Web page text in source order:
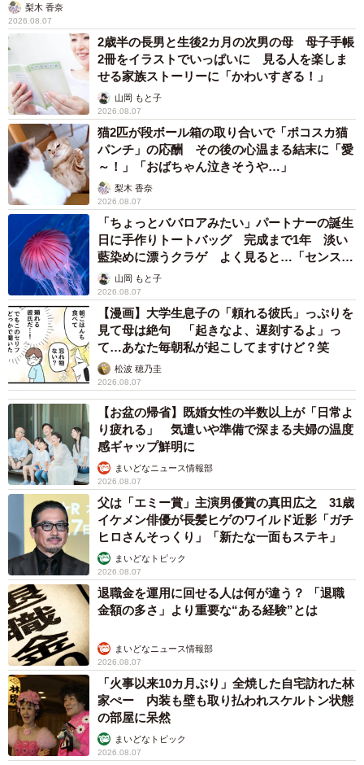
梨木 香奈
2026.08.07
2歳半の長男と生後2カ月の次男の母 母子手帳
2冊をイラストでいっぱいに 見る人を楽しま
せる家族ストーリーに「かわいすぎる！」
山岡 もと子
2026.08.07
猫2匹が段ボール箱の取り合いで「ポコスカ猫
パンチ」の応酬 その後の心温まる結末に「愛
～！」「おばちゃん泣きそうや…」
梨木 香奈
2026.08.07
「ちょっとババロアみたい」パートナーの誕生
日に手作りトートバッグ 完成まで1年 淡い
藍染めに漂うクラゲ よく見ると…「センスす
ごい」山岡 もと子
2026.08.07
【漫画】大学生息子の「頼れる彼氏」っぷりを
見て母は絶句 「起きなよ、遅刻するよ」っ
て…あなた毎朝私が起こしてますけど？笑
松波 穂乃圭
2026.08.07
【お盆の帰省】既婚女性の半数以上が「日常よ
り疲れる」 気遣いや準備で深まる夫婦の温度
感ギャップ鮮明に
まいどなニュース情報部
2026.08.07
父は「エミー賞」主演男優賞の真田広之 31歳
イケメン俳優が長髪ヒゲのワイルド近影「ガチ
ヒロさんそっくり」「新たな一面もステキ」
まいどなトピック
2026.08.07
退職金を運用に回せる人は何が違う？ 「退職
金額の多さ」より重要な“ある経験”とは
まいどなニュース情報部
2026.08.07
「火事以来10カ月ぶり」全焼した自宅訪れた林
家ぺー 内装も壁も取り払われスケルトン状態
の部屋に呆然
まいどなトピック
2026.08.07